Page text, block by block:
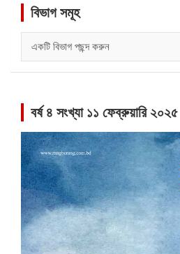
বিভাগ সমূহ
সমূহ
বর্ষ ৪ সংখ্যা ১১ ফেব্রুয়ারি ২০২৫